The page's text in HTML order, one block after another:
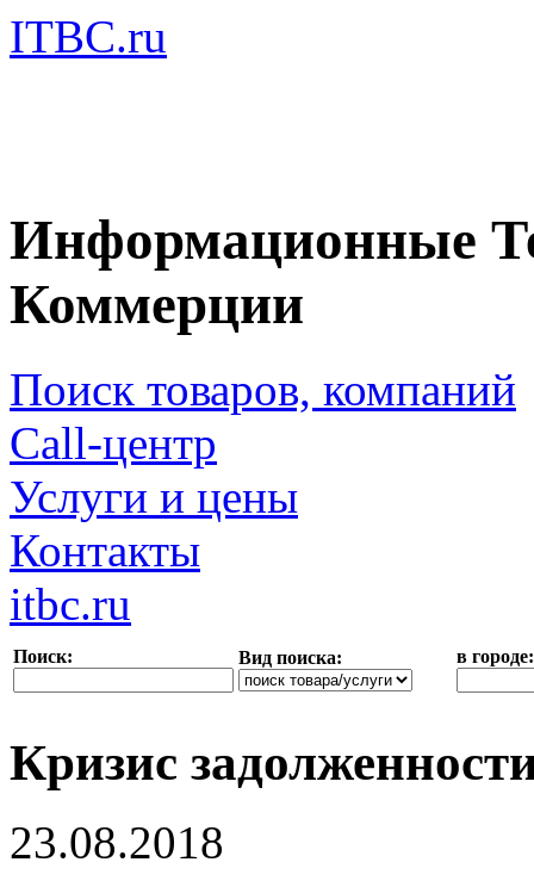
ITBC.ru
Информационные
Коммерции
Поиск товаров, компаний
Call-центр
Услуги и цены
Контакты
itbc.ru
Поиск: Вид поиска: в городе:
Кризис
23.08.2018